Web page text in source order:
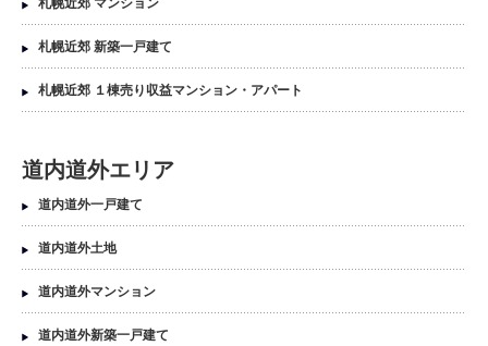
札幌近郊 マンション
札幌近郊 新築一戸建て
札幌近郊 １棟売り収益マンション・アパート
道内道外エリア
道内道外一戸建て
道内道外土地
道内道外マンション
道内道外新築一戸建て